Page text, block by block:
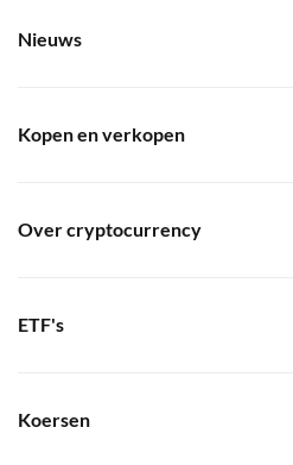
Nieuws
Kopen en verkopen
Over cryptocurrency
ETF's
Koersen